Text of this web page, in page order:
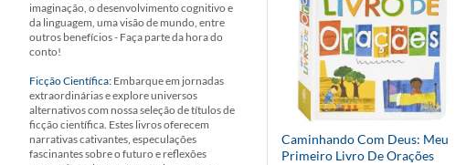
imaginação, o desenvolvimento cognitivo e
da linguagem, uma visão de mundo, entre
outros benefícios - Faça parte da hora do
conto!
Ficção Científica: Embarque em jornadas
extraordinárias e explore universos
alternativos com nossa seleção de títulos de
ficção científica. Estes livros oferecem
narrativas cativantes, especulações
fascinantes sobre o futuro e reflexões
Caminhando Com Deus: Meu
Primeiro Livro De Orações